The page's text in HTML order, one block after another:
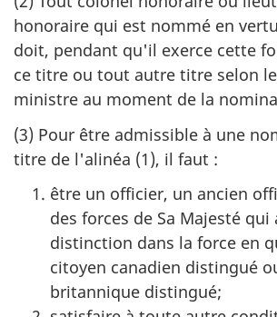
honoraire qui est nommé en
doit, pendant qu'il exerce cette
ce titre ou tout autre titre selon
ministre au moment de la
(3) Pour être admissible à une
titre de l'alinéa (1), il faut :
être un officier, un ancien
des forces de Sa Majesté qui
distinction dans la force en
citoyen canadien distingué
britannique distingué;